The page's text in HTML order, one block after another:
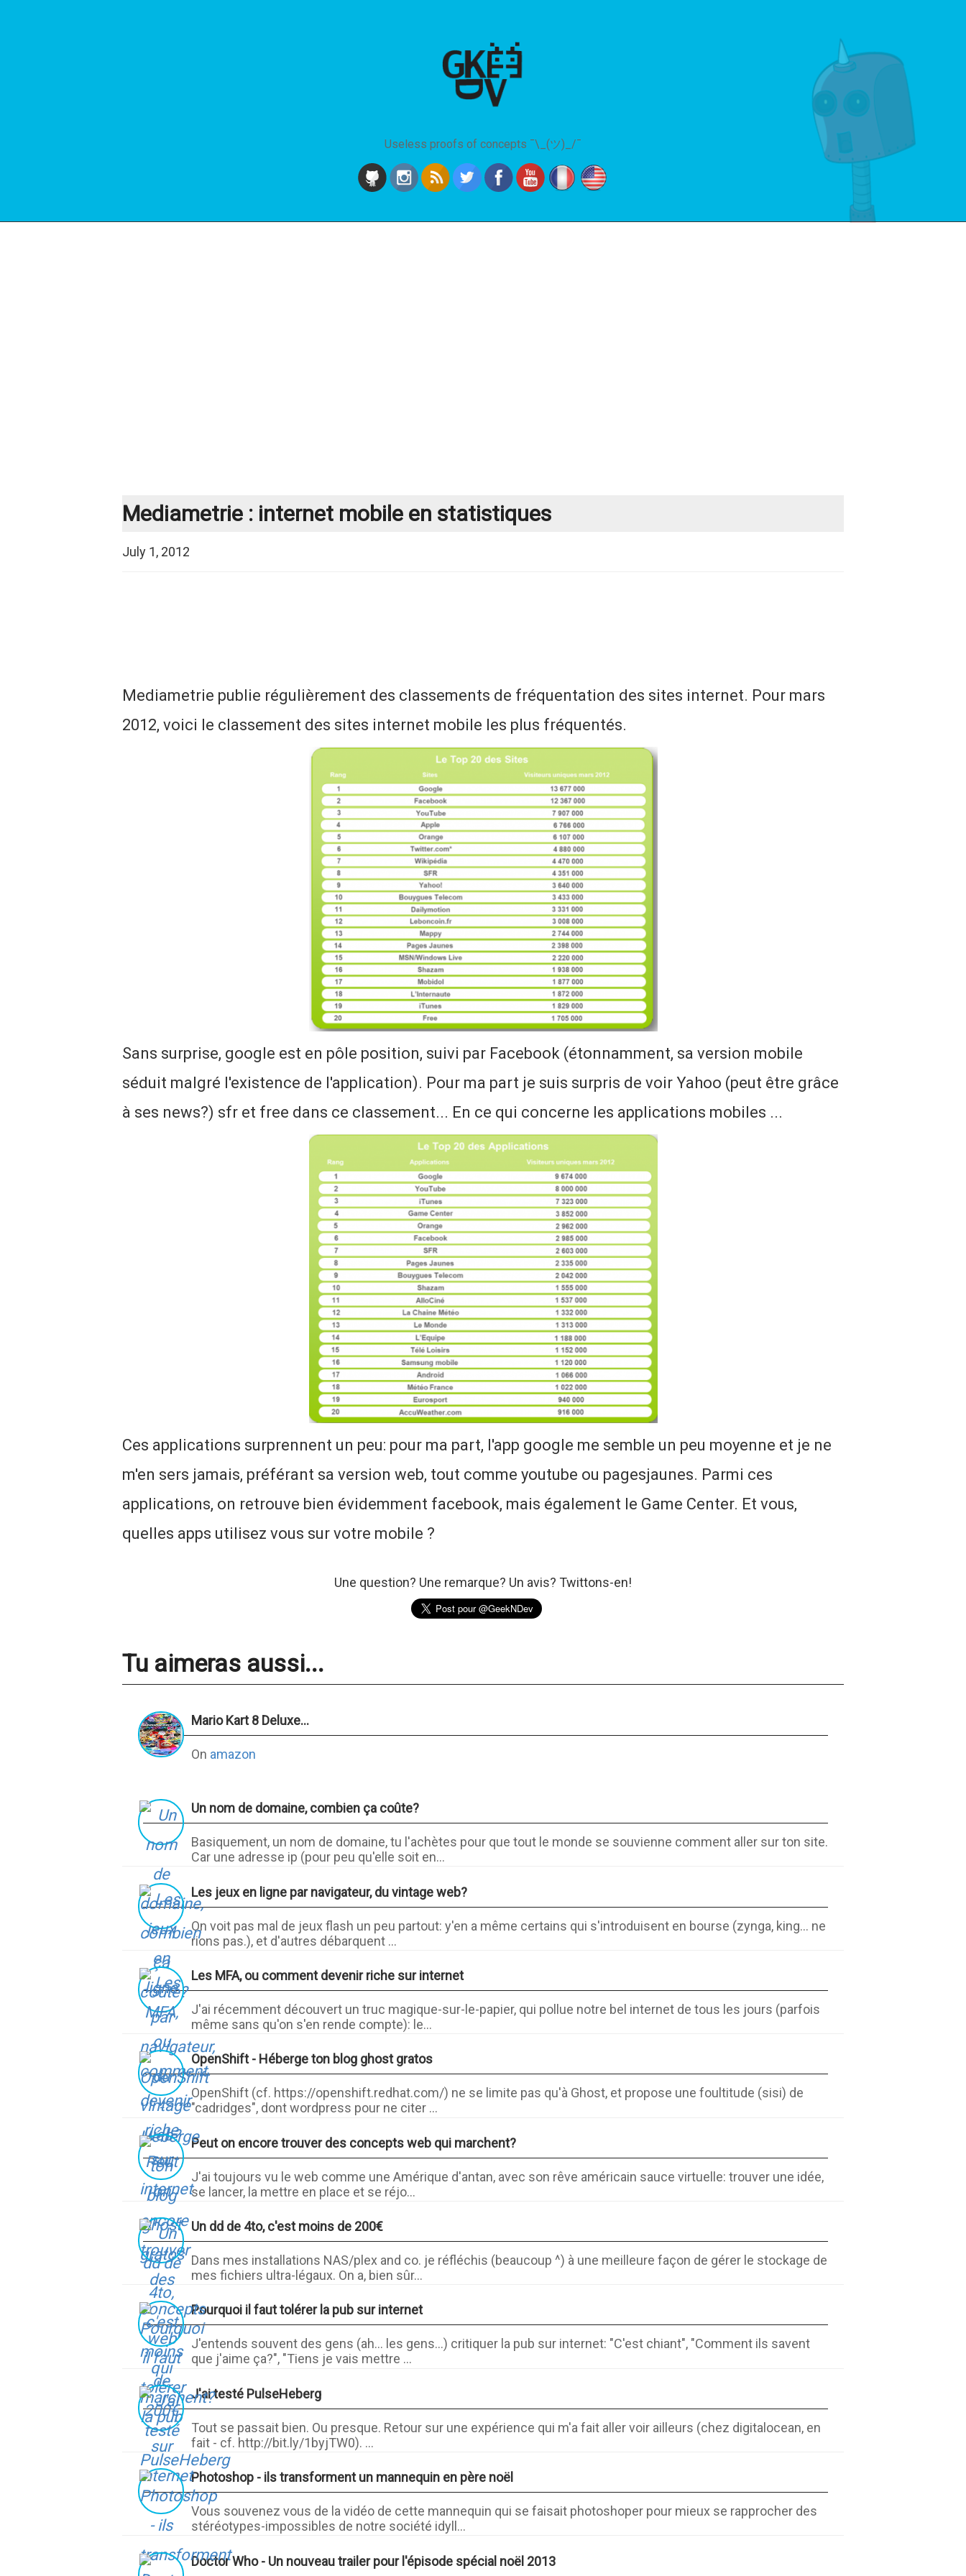
Useless proofs of concepts ¯\_(ツ)_/¯
Mediametrie : internet mobile en statistiques
July 1, 2012
Mediametrie publie régulièrement des classements de fréquentation des sites internet. Pour mars
2012, voici le classement des sites internet mobile les plus fréquentés.
Sans surprise, google est en pôle position, suivi par Facebook (étonnamment, sa version mobile
séduit malgré l'existence de l'application). Pour ma part je suis surpris de voir Yahoo (peut être grâce
à ses news?) sfr et free dans ce classement... En ce qui concerne les applications mobiles ...
Ces applications surprennent un peu: pour ma part, l'app google me semble un peu moyenne et je ne
m'en sers jamais, préférant sa version web, tout comme youtube ou pagesjaunes. Parmi ces
applications, on retrouve bien évidemment facebook, mais également le Game Center. Et vous,
quelles apps utilisez vous sur votre mobile ?
Une question? Une remarque? Un avis? Twittons-en!
Tu aimeras aussi...
Mario Kart 8 Deluxe...
On amazon
Un nom de domaine, combien ça coûte?
Basiquement, un nom de domaine, tu l'achètes pour que tout le monde se souvienne comment aller sur ton site.
Car une adresse ip (pour peu qu'elle soit en...
Les jeux en ligne par navigateur, du vintage web?
On voit pas mal de jeux flash un peu partout: y'en a même certains qui s'introduisent en bourse (zynga, king... ne
rions pas.), et d'autres débarquent ...
Les MFA, ou comment devenir riche sur internet
J'ai récemment découvert un truc magique-sur-le-papier, qui pollue notre bel internet de tous les jours (parfois
même sans qu'on s'en rende compte): le...
OpenShift - Héberge ton blog ghost gratos
OpenShift (cf. https://openshift.redhat.com/) ne se limite pas qu'à Ghost, et propose une foultitude (sisi) de
"cadridges", dont wordpress pour ne citer ...
Peut on encore trouver des concepts web qui marchent?
J'ai toujours vu le web comme une Amérique d'antan, avec son rêve américain sauce virtuelle: trouver une idée,
se lancer, la mettre en place et se réjo...
Un dd de 4to, c'est moins de 200€
Dans mes installations NAS/plex and co. je réfléchis (beaucoup ^) à une meilleure façon de gérer le stockage de
mes fichiers ultra-légaux. On a, bien sûr...
Pourquoi il faut tolérer la pub sur internet
J'entends souvent des gens (ah... les gens...) critiquer la pub sur internet: "C'est chiant", "Comment ils savent
que j'aime ça?", "Tiens je vais mettre ...
J'ai testé PulseHeberg
Tout se passait bien. Ou presque. Retour sur une expérience qui m'a fait aller voir ailleurs (chez digitalocean, en
fait - cf. http://bit.ly/1byjTW0). ...
Photoshop - ils transforment un mannequin en père noël
Vous souvenez vous de la vidéo de cette mannequin qui se faisait photoshoper pour mieux se rapprocher des
stéréotypes-impossibles de notre société idyll...
Doctor Who - Un nouveau trailer pour l'épisode spécial noël 2013